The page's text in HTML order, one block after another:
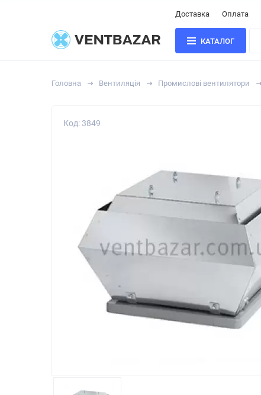
Доставка Оплата
КАТАЛОГ
Головна Вентиляція Промислові вентилятори
Код: 3849